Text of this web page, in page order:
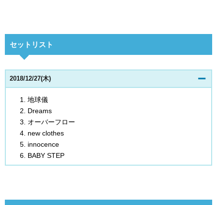
セットリスト
2018/12/27(木)
地球儀
Dreams
オーバーフロー
new clothes
innocence
BABY STEP